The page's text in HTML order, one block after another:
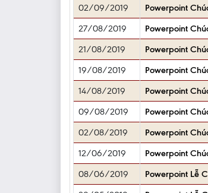
02/09/2019
Powerpoint
27/08/2019
Powerpoint
21/08/2019
Powerpoint
19/08/2019
Powerpoint
14/08/2019
Powerpoint
09/08/2019
Powerpoint
02/08/2019
Powerpoint
12/06/2019
Powerpoint
08/06/2019
Powerpoint Lễ